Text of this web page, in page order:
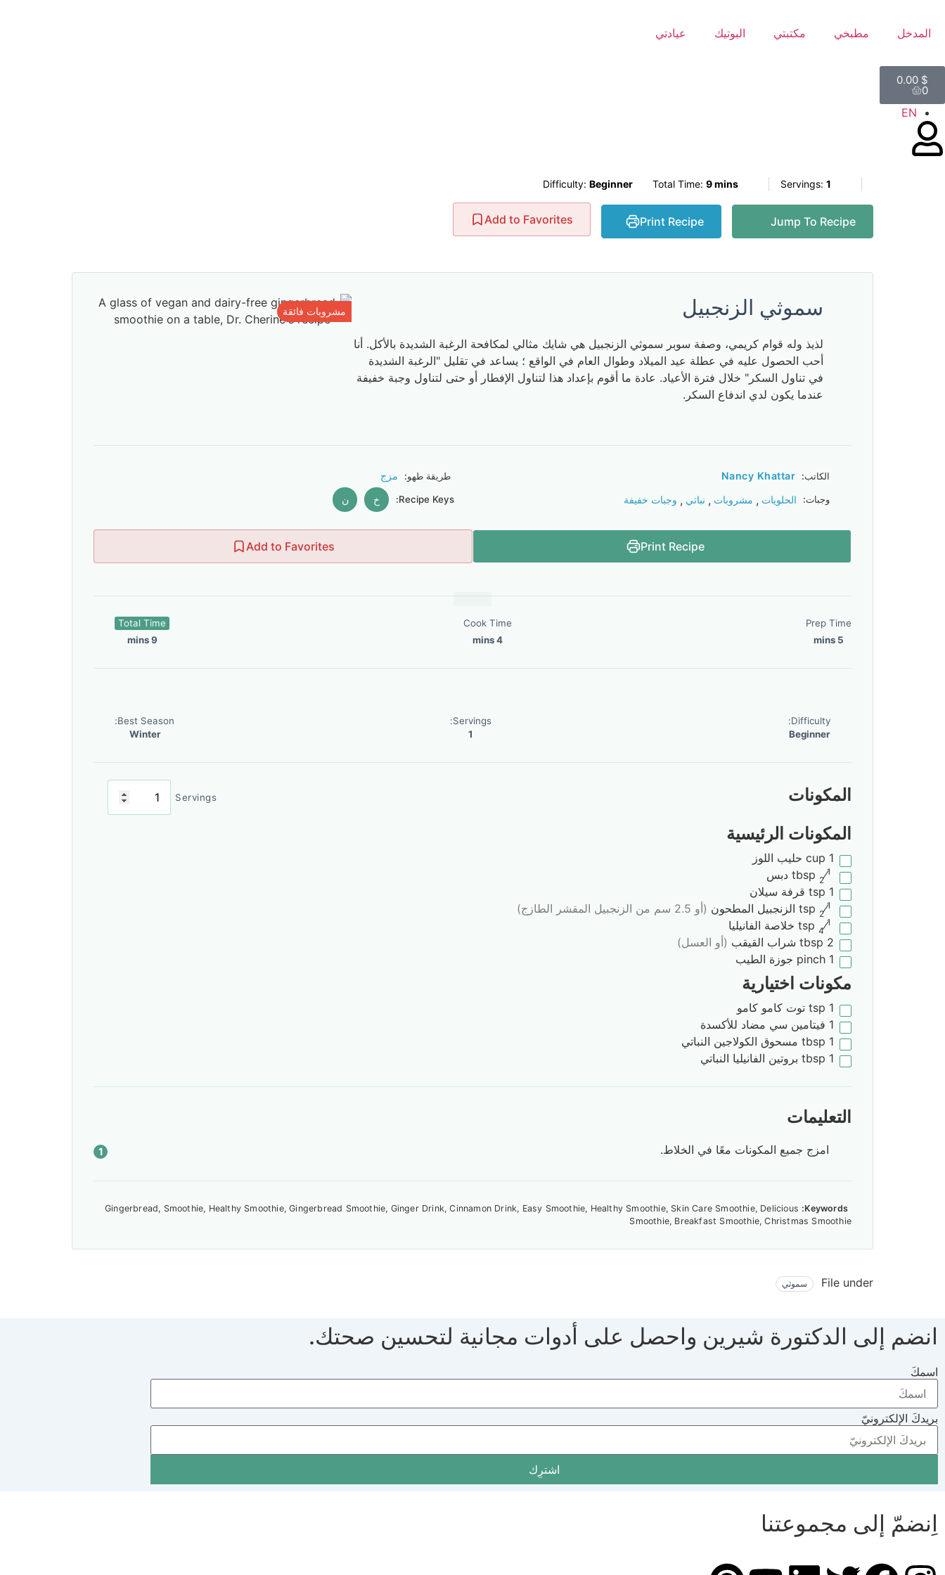
المدخل مطبخي مكتبتي البوتيك عيادتي
0.00 $
0
EN
Servings: 1
Total Time: 9 mins
Difficulty: Beginner
Jump To Recipe
Print Recipe
Add to Favorites
سموثي الزنجبيل
لذيذ وله قوام كريمي، وصفة سوبر سموثي الزنجبيل هي شايك مثالي لمكافحة الرغبة الشديدة بالأكل. أنا
أحب الحصول عليه في عطلة عيد الميلاد وطوال العام في الواقع ؛ يساعد في تقليل "الرغبة الشديدة
في تناول السكر" خلال فترة الأعياد. عادة ما أقوم بإعداد هذا لتناول الإفطار أو حتى لتناول وجبة خفيفة
عندما يكون لدي اندفاع السكر.
مشروبات فائقة
الكاتب: Nancy Khattar طريقة طهو: مزج
وجبات: الحلويات , مشروبات , نباتي , وجبات خفيفة خ ن
Print Recipe
Add to Favorites
Prep Time
5 mins
Cook Time
4 mins
Total Time
9 mins
Difficulty:
Beginner
Servings:
1
Best Season:
Winter
المكونات Servings
المكونات الرئيسية
1
cup حليب اللوز
1
⁄
2
tbsp دبس
1
tsp قرفة سيلان
1
⁄
2
tsp الزنجبيل المطحون (أو 2.5 سم من الزنجبيل المقشر الطازج)
1
⁄
4
tsp خلاصة الفانيليا
2
tbsp شراب القيقب (أو العسل)
1
pinch جوزة الطيب
مكونات اختيارية
1
tsp توت كامو كامو
1 فيتامين سي مضاد للأكسدة
1
tbsp مسحوق الكولاجين النباتي
1
tbsp بروتين الفانيليا النباتي
التعليمات
امزج جميع المكونات معًا في الخلاط.
Keywords:
Gingerbread, Smoothie, Healthy Smoothie, Gingerbread Smoothie, Ginger Drink, Cinnamon Drink, Easy Smoothie, Healthy Smoothie, Skin Care Smoothie, Delicious
Smoothie, Breakfast Smoothie, Christmas Smoothie
File under سموثي
انضم إلى الدكتورة شيرين واحصل على أدوات مجانية لتحسين صحتك.
اسمكَ
بريدكَ الإلكترونيّ
اشترِك
اِنضمّ إلى مجموعتنا